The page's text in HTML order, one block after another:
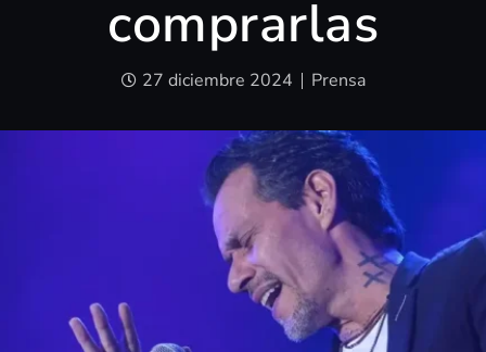
comprarlas
27 diciembre 2024 Prensa